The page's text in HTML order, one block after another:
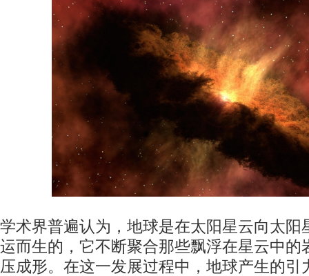
学术界普遍认为，地球是在太阳星云向太阳
运而生的，它不断聚合那些飘浮在星云中的
压成形。在这一发展过程中，地球产生的引